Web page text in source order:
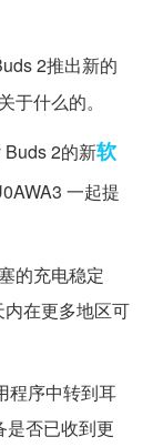
2推出新的
什么的。
2的新软
一起提
的充电稳定
在更多地区可
程序中转到耳
是否已收到更